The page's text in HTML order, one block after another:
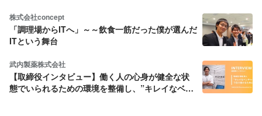
株式会社concept
「調理場からITへ」～～飲食一筋だった僕が選んだ
ITという舞台
武内製薬株式会社
【取締役インタビュー】働く人の心身が健全な状
態でいられるための環境を整備し、”キレイなベン